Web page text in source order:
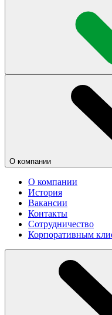
О компании
О компании
История
Вакансии
Контакты
Сотрудничество
Корпоративным